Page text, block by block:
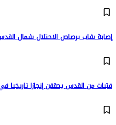
إصابة شاب برصاص الاحتلال شمال
فتيات من القدس يحققن إنجازا تاريخيا